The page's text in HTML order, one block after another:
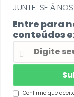
JUNTE-SE Á
Entre para
conteúdos
Confirmo que